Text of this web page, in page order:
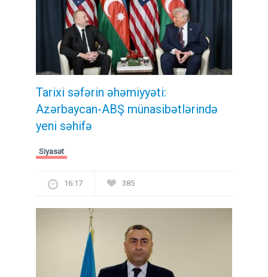
Tarixi səfərin əhəmiyyəti:
Azərbaycan-ABŞ münasibətlərində
yeni səhifə
Siyasət
16:17 385